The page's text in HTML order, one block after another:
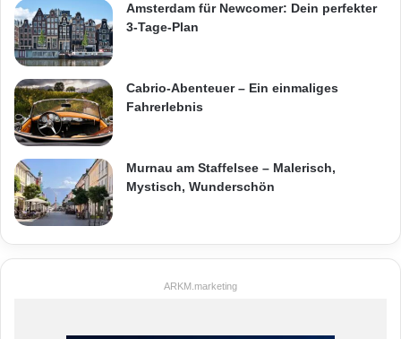
Amsterdam für Newcomer: Dein perfekter
3-Tage-Plan
Cabrio-Abenteuer – Ein einmaliges
Fahrerlebnis
Murnau am Staffelsee – Malerisch,
Mystisch, Wunderschön
ARKM.marketing